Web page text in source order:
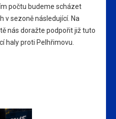
počtu budeme scházet
v sezoně následující. Na
nás doražte podpořit již tuto
haly proti Pelhřimovu.